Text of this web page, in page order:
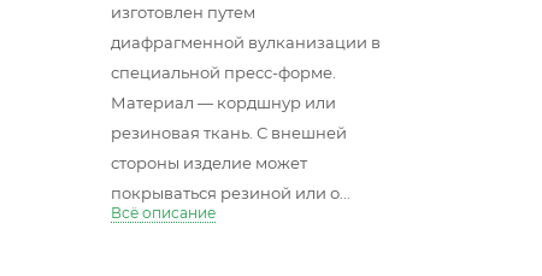
изготовлен путем
диафрагменной вулканизации в
специальной пресс-форме.
Материал — кордшнур или
резиновая ткань. С внешней
стороны изделие может
покрываться резиной или о...
Всё описание